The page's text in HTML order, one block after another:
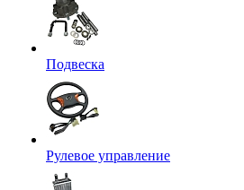
Подвеска
Рулевое управление